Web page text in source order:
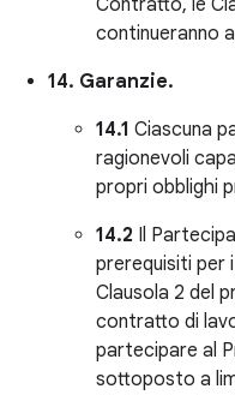
Contratto, le
continueranno
14. Garanzie.
14.1 Ciascuna
ragionevoli
propri obblighi
14.2 Il
prerequisiti per
Clausola 2 del
contratto di
partecipare al
sottoposto a